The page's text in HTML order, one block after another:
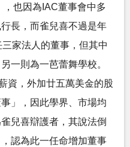
也因為IAC董事會中多
長，而雀兒喜不過是年
家法人的董事，但其中
一則為一芭蕾舞學校。
資，外加廿五萬美金的股
」，因此學界、市場均
兒喜辯護者，其說法倒
認為此一任命增加董事